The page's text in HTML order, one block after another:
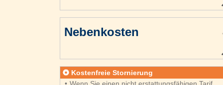
Nebenkosten
Kostenfreie Stornierung
Wenn Sie einen nicht erstattungsfähigen Tarif